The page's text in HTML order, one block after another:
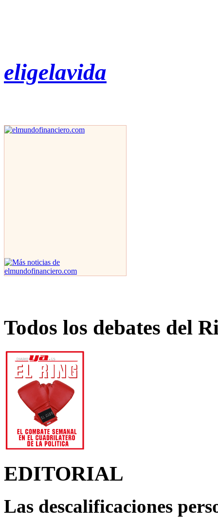
eligelavida
Todos los debates del
EDITORIAL
Las descalificaciones